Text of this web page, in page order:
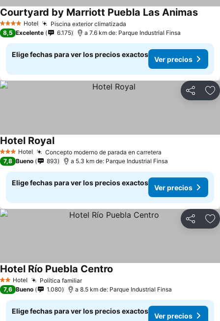
4 EstrellasHotel Piscina exterior climatizada
Courtyard by Marriott Puebla Las Animas
8,5 Excelente 6.175 a 7.6 km de: Parque Industrial Finsa
Elige fechas para ver los precios exactos
Ver precios
Compartir
3 Estrellas
Hotel Concepto moderno de parada en carretera
Hotel Royal
7,8 Bueno 893 a 5.3 km de: Parque Industrial Finsa
Elige fechas para ver los precios exactos
Ver precios
Compartir
2 Estrellas
Hotel Política familiar
Hotel Río Puebla Centro
7,6 Bueno 1.080 a 8.5 km de: Parque Industrial Finsa
Elige fechas para ver los precios exactos
Ver precios